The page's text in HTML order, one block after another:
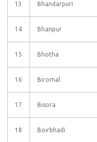
13 Bhandarpuri
14 Bhanpur
15 Bhotha
16 Biromal
17 Bisora
18 Boirbhadi